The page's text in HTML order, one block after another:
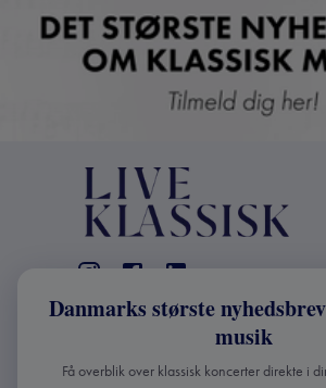
KONTAKT
info@liveklassisk.dk
Danmarks største
musik
Få overblik over klassisk koncerter direkte i